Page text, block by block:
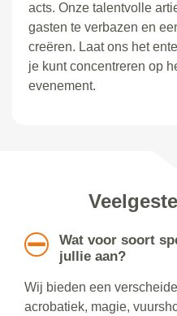
acts. Onze talentvolle
gasten te verbazen en
creëren. Laat ons het
je kunt concentreren op
evenement.
Wat voor soort
jullie aan?
Wij bieden een
acrobatiek, magie,